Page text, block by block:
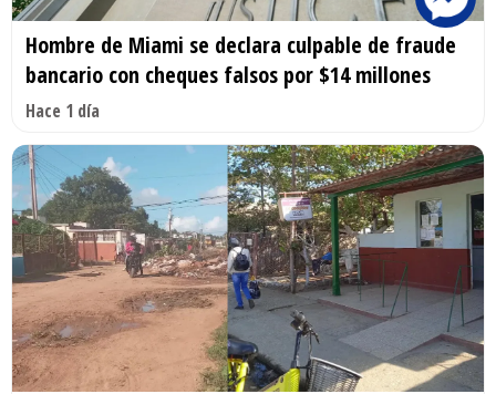
Hombre de Miami se declara culpable de fraude
bancario con cheques falsos por $14 millones
Hace 1 día